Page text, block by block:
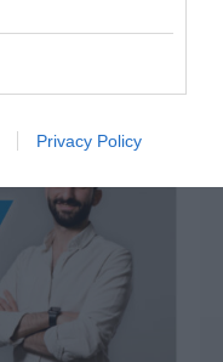
Privacy Policy